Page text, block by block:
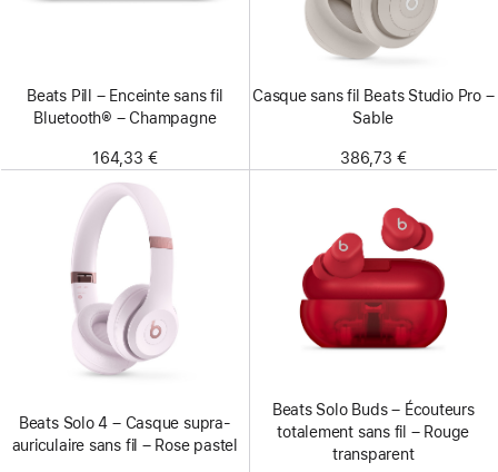
Beats Pill – Enceinte sans fil
Bluetooth® – Champagne
164,33 €
Casque sans fil Beats Studio Pro –
Sable
386,73 €
Beats Solo 4 – Casque supra-
auriculaire sans fil – Rose pastel
Beats Solo Buds – Écouteurs
totalement sans fil – Rouge
transparent